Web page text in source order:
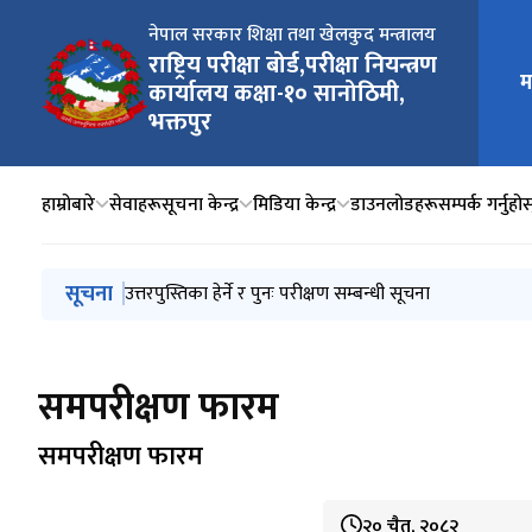
नेपाल सरकार शिक्षा तथा खेलकुद मन्त्रालय
राष्ट्रिय परीक्षा बोर्ड,परीक्षा नियन्त्रण
कार्यालय कक्षा-१० सानोठिमी,
भक्तपुर
मुख्य
हाम्रोबारे सेवाहरूसूचना केन्द्र मिडिया केन्द्र डाउनलोडहरूसम्पर्क
मुख्य नेभिगेसनमा जानुहोस्
सूचना उत्तरपुस्तिका हेर्ने र पुनः परीक्षण सम्बन्धी सूचना
उत्तरपुस्तिका हेर्ने र पुनः परीक्षण सम्बन्धी सूचना
चमेनागृह सञ्चालनसम्बन्धी सिलबन्दी दरभाउपत्र आह्वानको
उत्तरपुस्तिका हेर्ने र पुनः परीक्षण सम्बन्धी सूचना
उत्तरपुस्तिका हेर्ने र पुनः परीक्षण सम्बन्धी सूचना
समपरीक्षण फारम
समपरीक्षण फारम